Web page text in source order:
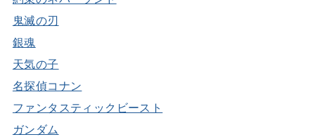
鬼滅の刃
銀魂
天気の子
名探偵コナン
ファンタスティックビースト
ガンダム